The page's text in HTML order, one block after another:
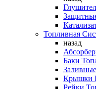
Топливная
назад
Баки
Крышки
Рейки